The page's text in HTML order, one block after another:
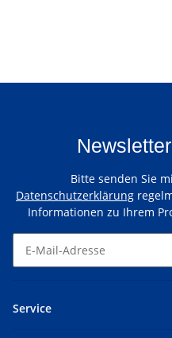
Bitte senden Sie
Datenschutzerklärung
Informationen zu Ihrem
Service